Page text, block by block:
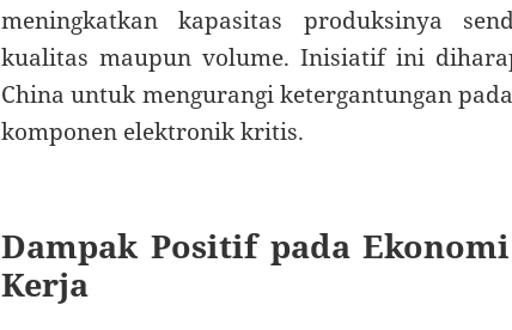
meningkatkan kapasitas produksinya
kualitas maupun volume. Inisiatif ini
China untuk mengurangi ketergantungan
komponen elektronik kritis.
Dampak Positif pada
Kerja